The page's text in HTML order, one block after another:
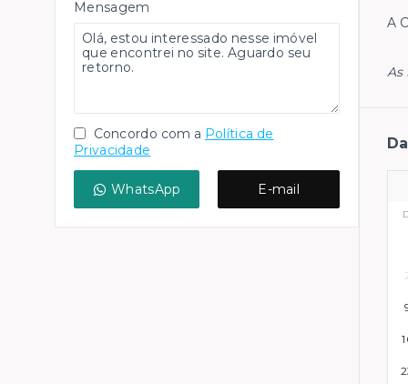
A
As
Mensagem
Concordo com a Política de
Privacidade
WhatsApp E-mail